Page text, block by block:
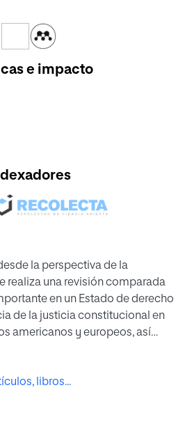
e impacto
la perspectiva de la
realiza una revisión comparada
en un Estado de derecho
de la justicia constitucional en
americanos y europeos, así
Corte Interamericana de
de Justicia de la Unión
de Derechos Humanos. Y es
libros...